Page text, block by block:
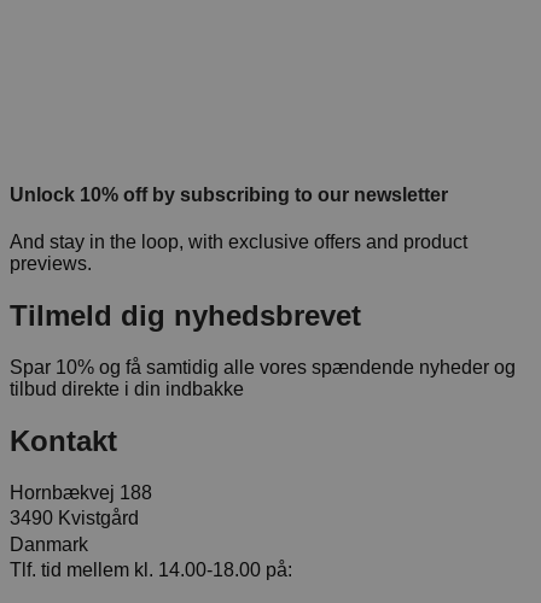
Unlock 10% off by subscribing to our newsletter
And stay in the loop, with exclusive offers and product
previews.
Tilmeld dig nyhedsbrevet
Spar 10% og få samtidig alle vores spændende nyheder og
tilbud direkte i din indbakke
Kontakt
Hornbækvej 188
3490 Kvistgård
Danmark
Tlf. tid mellem kl. 14.00-18.00 på: